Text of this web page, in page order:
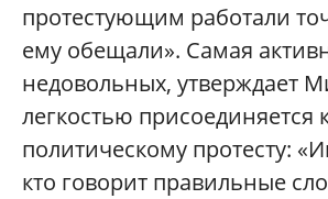
протестующим работали
ему обещали». Самая
недовольных, утверждает
легкостью присоединяется
политическому протесту:
кто говорит правильные